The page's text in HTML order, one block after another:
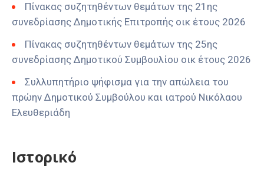
Πίνακας συζητηθέντων θεμάτων της 21ης
συνεδρίασης Δημοτικής Επιτροπής οικ έτους 2026
Πίνακας συζητηθέντων θεμάτων της 25ης
συνεδρίασης Δημοτικού Συμβουλίου οικ έτους 2026
Συλλυπητήριο ψήφισμα για την απώλεια του
πρώην Δημοτικού Συμβούλου και ιατρού Νικόλαου
Ελευθεριάδη
Ιστορικό